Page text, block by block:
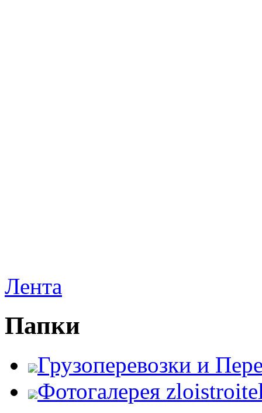
Лента
Папки
Грузоперевозки и
Фотогалерея